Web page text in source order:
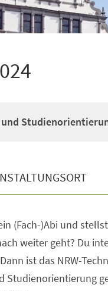
und
(Fach-)Abi und
weiter geht? Du
ist das NRW-
Studienorientierung